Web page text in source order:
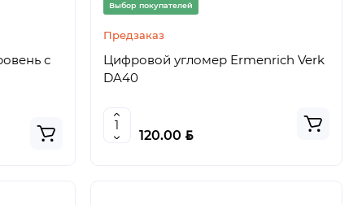
с
Выбор покупателей
Предзаказ
Цифровой угломер Ermenrich Verk
DA40
120.00 BYN